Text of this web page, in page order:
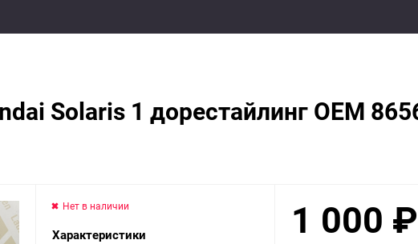
Solaris 1 дорестайлинг OEM
Нет в наличии
Характеристики 1 000 ₽